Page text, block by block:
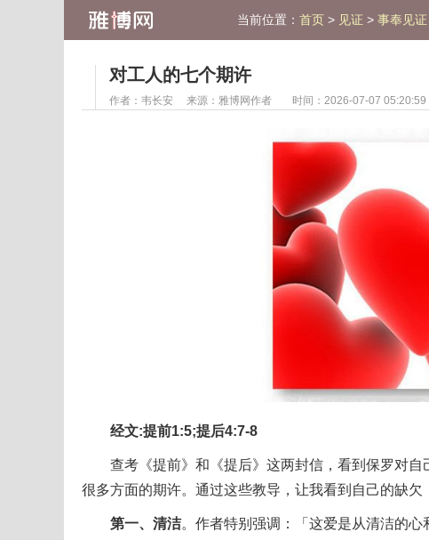
当前位置： 首页 > 见证 > 事奉见证
对工人的七个期许
作者： 韦长安 来源： 雅博网作者 时间：2026-07-07 05:20:59
经文:提前1:5;提后4:7-8
查考《提前》和《提后》这两封信，看到保罗对自
很多方面的期许。通过这些教导，让我看到自己的缺欠
第一、清洁。作者特别强调：「这爱是从清洁的